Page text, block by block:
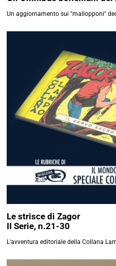
Un aggiornamento sui "mallopponi"
Le strisce di Zagor
II Serie, n.21-30
L'avventura editoriale della Collana